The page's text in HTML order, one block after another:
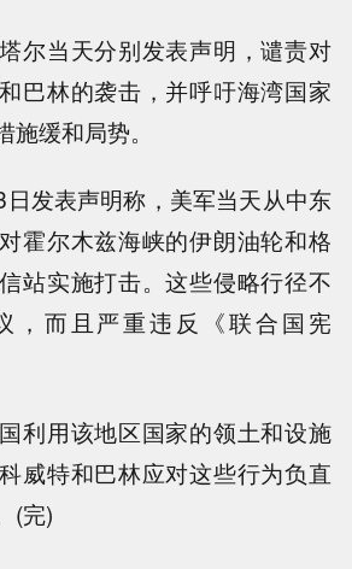
当天分别发表声明，谴责对
巴林的袭击，并呼吁海湾国家
缓和局势。
发表声明称，美军当天从中东
霍尔木兹海峡的伊朗油轮和格
站实施打击。这些侵略行径不
，而且严重违反《联合国宪
用该地区国家的领土和设施
威特和巴林应对这些行为负直
(完)